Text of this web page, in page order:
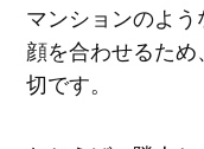
マンションのよ
顔を合わせるた
切です。